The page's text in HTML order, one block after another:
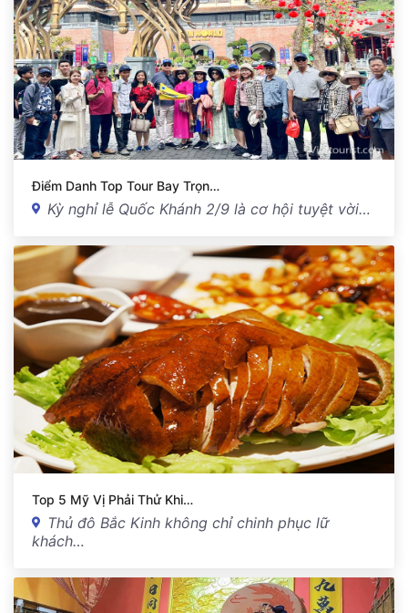
Điểm Danh Top Tour Bay Trọn…
Kỳ nghỉ lễ Quốc Khánh 2/9 là cơ hội tuyệt vời…
Top 5 Mỹ Vị Phải Thử Khi…
Thủ đô Bắc Kinh không chỉ chinh phục lữ
khách…